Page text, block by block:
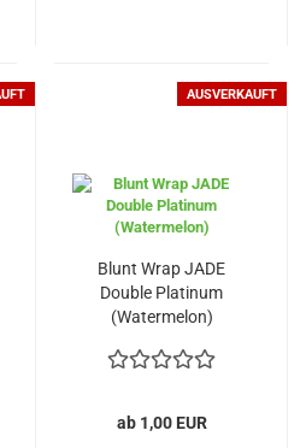
AUSVERKAUFT
Blunt Wrap JADE
Double Platinum
(Watermelon)
ab 1,00 EUR